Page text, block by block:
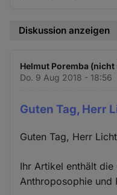
Diskussion anzeigen
Helmut Poremba
Do. 9 Aug 2018 - 18:56
Guten Tag, Herr
Guten Tag, Herr
Ihr Artikel enthält
Anthroposophie und